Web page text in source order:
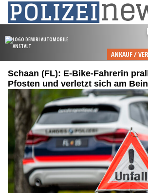
Schaan (FL): E-Bike-Fahrerin
Pfosten und verletzt sich am Bein